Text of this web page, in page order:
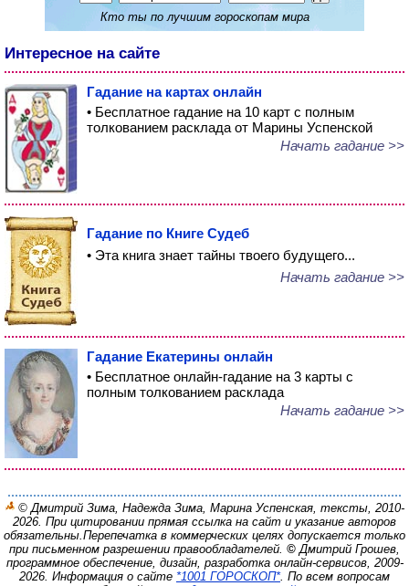
Кто ты по лучшим гороскопам мира
Интересное на сайте
Гадание на картах онлайн
• Бесплатное гадание на 10 карт с полным
толкованием расклада от Марины Успенской
Начать гадание >>
Гадание по Книге Судеб
• Эта книга знает тайны твоего будущего...
Начать гадание >>
Гадание Екатерины онлайн
• Бесплатное онлайн-гадание на 3 карты с
полным толкованием расклада
Начать гадание >>
© Дмитрий Зима, Надежда Зима, Марина Успенская, тексты, 2010-
2026. При цитировании прямая ссылка на сайт и указание авторов
обязательны.Перепечатка в коммерческих целях допускается только
при письменном разрешении правообладателей. © Дмитрий Грошев,
программное обеспечение, дизайн, разработка онлайн-сервисов, 2009-
2026. Информация о сайте *1001 ГОРОСКОП*. По всем вопросам